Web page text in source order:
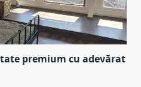
premium cu adevărat